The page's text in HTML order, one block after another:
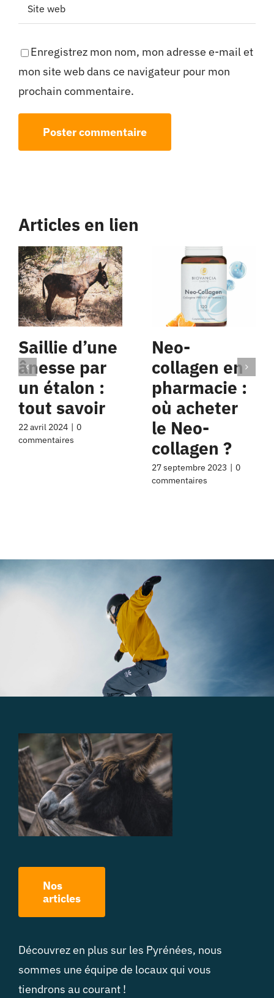
Enregistrez mon nom, mon adresse e-mail et
mon site web dans ce navigateur pour mon
prochain commentaire.
Articles en lien
Saillie d’une
ânesse par
un étalon :
tout savoir
22 avril 2024 | 0
commentaires
Neo-
collagen en
pharmacie :
où acheter
le Neo-
collagen ?
27 septembre 2023 | 0
commentaires
Nos
articles
Découvrez en plus sur les Pyrénées, nous
sommes une équipe de locaux qui vous
tiendrons au courant !